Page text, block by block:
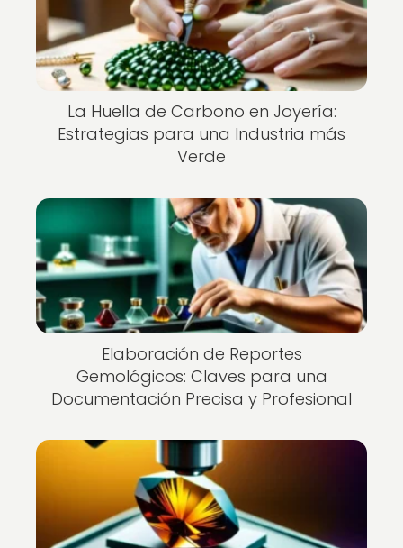
La Huella de Carbono en Joyería:
Estrategias para una Industria más
Verde
Elaboración de Reportes
Gemológicos: Claves para una
Documentación Precisa y Profesional